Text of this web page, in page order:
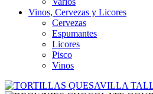
Vinos, Cervezas y Licores
Cervezas
Espumantes
Licores
Pisco
Vinos